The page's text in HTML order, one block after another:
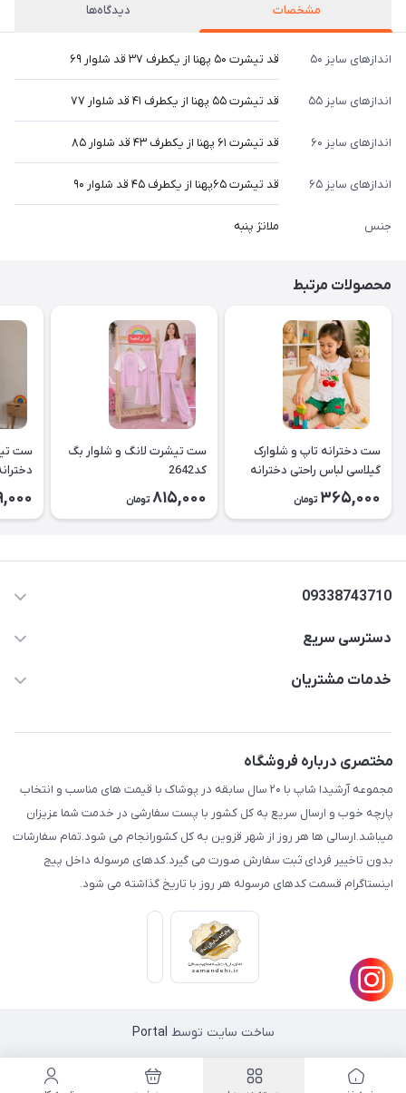
مشخصات دیدگاه‌ها
اندازهای سایز ۵۰ قد تیشرت ۵۰ پهنا از یکطرف ۳۷ قد شلوار ۶۹
اندازهای سایز ۵۵ قد تیشرت ۵۵ پهنا از یکطرف ۴۱ قد شلوار ۷۷
اندازهای سایز ۶۰ قد تیشرت ۶۱ پهنا از یکطرف ۴۳ قد شلوار ۸۵
اندازهای سایز ۶۵ قد تیشرت ۶۵پهنا از یکطرف ۴۵ قد شلوار ۹۰
جنس ملانژ پنبه
محصولات مرتبط
ست دخترانه تاپ و شلوارک
گیلاسی لباس راحتی دخترانه
365,000 تومان
ست تیشرت لانگ و شلوار بگ
کد2642
815,000 تومان
ست
09338743710
دسترسی سریع
حساب کاربری
لیست محصولات
درباره ما
تماس با ما
خدمات مشتریان
مختصری درباره فروشگاه
مجموعه آرشیدا شاپ با ۲۰ سال سابقه در پوشاک با قیمت های مناسب و انتخاب
پارچه خوب و ارسال سریع به کل کشور با پست سفارشی در خدمت شما عزیزان
میباشد.ارسالی ها هر روز از شهر قزوین به کل کشورانجام می شود.تمام سفارشات
بدون تاخییر فردای ثبت سفارش صورت می گیرد.کدهای مرسوله داخل پیج
اینستاگرام قسمت کدهای مرسوله هر روز با تاریخ گذاشته می شود.
ساخت سایت توسط Portal